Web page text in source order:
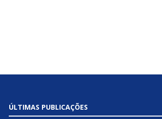
ÚLTIMAS PUBLICAÇÕES